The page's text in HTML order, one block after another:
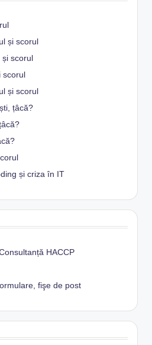
și scorul
și scorul
scorul
și scorul
țâcă?
și criza în IT
HACCP
fişe de post